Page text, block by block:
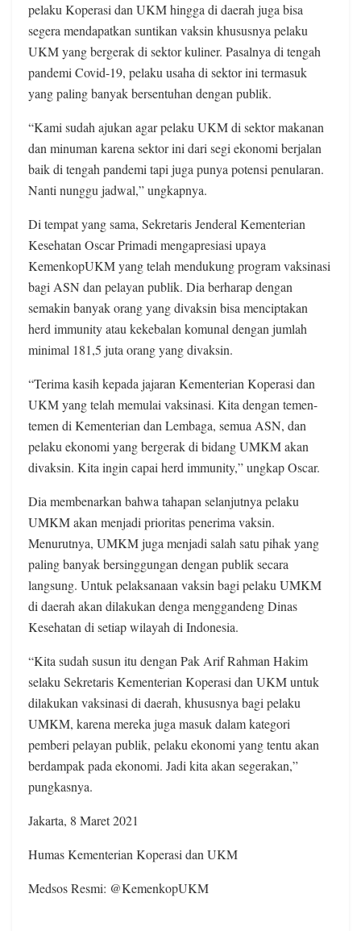
pelaku Koperasi dan UKM hingga di daerah juga bisa
segera mendapatkan suntikan vaksin khususnya pelaku
UKM yang bergerak di sektor kuliner. Pasalnya di tengah
pandemi Covid-19, pelaku usaha di sektor ini termasuk
yang paling banyak bersentuhan dengan publik.
“Kami sudah ajukan agar pelaku UKM di sektor makanan
dan minuman karena sektor ini dari segi ekonomi berjalan
baik di tengah pandemi tapi juga punya potensi penularan.
Nanti nunggu jadwal,” ungkapnya.
Di tempat yang sama, Sekretaris Jenderal Kementerian
Kesehatan Oscar Primadi mengapresiasi upaya
KemenkopUKM yang telah mendukung program vaksinasi
bagi ASN dan pelayan publik. Dia berharap dengan
semakin banyak orang yang divaksin bisa menciptakan
herd immunity atau kekebalan komunal dengan jumlah
minimal 181,5 juta orang yang divaksin.
“Terima kasih kepada jajaran Kementerian Koperasi dan
UKM yang telah memulai vaksinasi. Kita dengan temen-
temen di Kementerian dan Lembaga, semua ASN, dan
pelaku ekonomi yang bergerak di bidang UMKM akan
divaksin. Kita ingin capai herd immunity,” ungkap Oscar.
Dia membenarkan bahwa tahapan selanjutnya pelaku
UMKM akan menjadi prioritas penerima vaksin.
Menurutnya, UMKM juga menjadi salah satu pihak yang
paling banyak bersinggungan dengan publik secara
langsung. Untuk pelaksanaan vaksin bagi pelaku UMKM
di daerah akan dilakukan denga menggandeng Dinas
Kesehatan di setiap wilayah di Indonesia.
“Kita sudah susun itu dengan Pak Arif Rahman Hakim
selaku Sekretaris Kementerian Koperasi dan UKM untuk
dilakukan vaksinasi di daerah, khususnya bagi pelaku
UMKM, karena mereka juga masuk dalam kategori
pemberi pelayan publik, pelaku ekonomi yang tentu akan
berdampak pada ekonomi. Jadi kita akan segerakan,”
pungkasnya.
Jakarta, 8 Maret 2021
Humas Kementerian Koperasi dan UKM
Medsos Resmi: @KemenkopUKM